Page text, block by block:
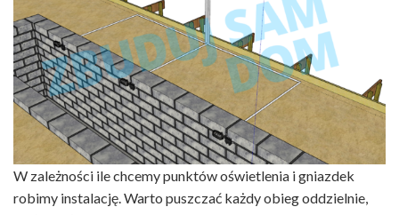
W zależności ile chcemy punktów oświetlenia i gniazdek
robimy instalację. Warto puszczać każdy obieg oddzielnie,